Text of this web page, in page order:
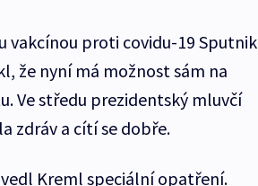
vakcínou proti covidu-19 Sputnik
že nyní má možnost sám na
Ve středu prezidentský mluvčí
zdráv a cítí se dobře.
Kreml speciální opatření.